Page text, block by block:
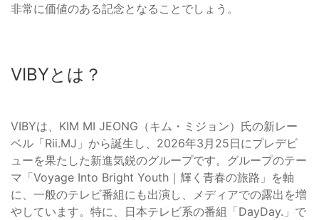
非常に価値のある記念となることでしょう。
VIBYとは？
VIBYは、KIM MI JEONG（キム・ミジョン）氏の新レー
ベル「Rii.MJ」から誕生し、2026年3月25日にプレデビ
ューを果たした新進気鋭のグループです。グループのテー
マ「Voyage Into Bright Youth｜輝く青春の旅路」を軸
に、一般のテレビ番組にも出演し、メディアでの露出を増
やしています。特に、日本テレビ系の番組「DayDay.」で